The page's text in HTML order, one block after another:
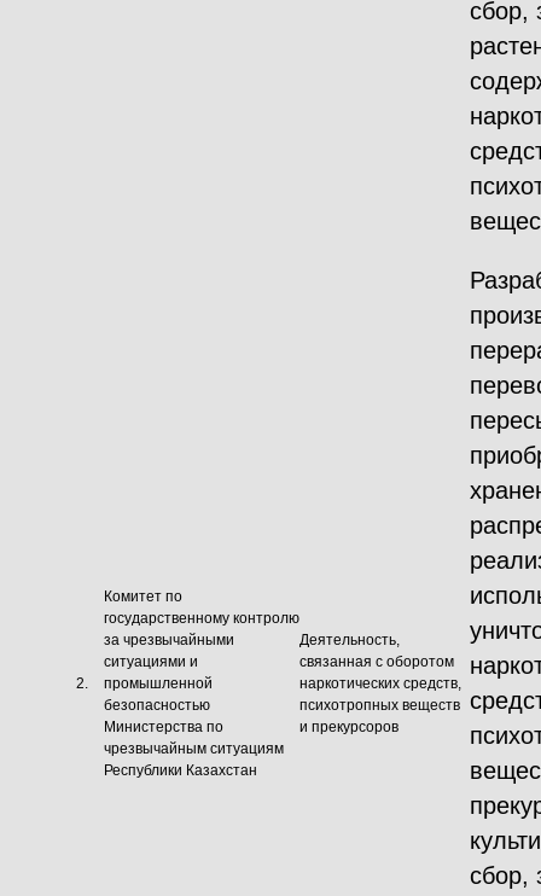
сбор,
2.
Комитет по
государственному контролю
за чрезвычайными
ситуациями и
промышленной
безопасностью
Министерства по
чрезвычайным ситуациям
Республики Казахстан
Деятельность,
связанная с оборотом
наркотических средств,
психотропных веществ
и прекурсоров
сбор,